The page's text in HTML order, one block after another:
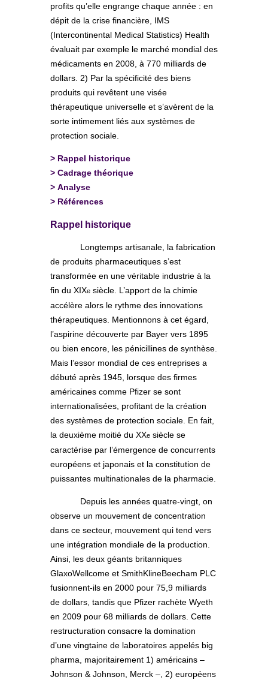
profits qu’elle engrange chaque année : en
dépit de la crise financière, IMS
(Intercontinental Medical Statistics) Health
évaluait par exemple le marché mondial des
médicaments en 2008, à 770 milliards de
dollars. 2) Par la spécificité des biens
produits qui revêtent une visée
thérapeutique universelle et s’avèrent de la
sorte intimement liés aux systèmes de
protection sociale.
> Rappel historique
> Cadrage théorique
> Analyse
> Références
Rappel historique
Longtemps artisanale, la fabrication
de produits pharmaceutiques s’est
transformée en une véritable industrie à la
fin du XIXe siècle. L’apport de la chimie
accélère alors le rythme des innovations
thérapeutiques. Mentionnons à cet égard,
l’aspirine découverte par Bayer vers 1895
ou bien encore, les pénicillines de synthèse.
Mais l’essor mondial de ces entreprises a
débuté après 1945, lorsque des firmes
américaines comme Pfizer se sont
internationalisées, profitant de la création
des systèmes de protection sociale. En fait,
la deuxième moitié du XXe siècle se
caractérise par l’émergence de concurrents
européens et japonais et la constitution de
puissantes multinationales de la pharmacie.
Depuis les années quatre-vingt, on
observe un mouvement de concentration
dans ce secteur, mouvement qui tend vers
une intégration mondiale de la production.
Ainsi, les deux géants britanniques
GlaxoWellcome et SmithKlineBeecham PLC
fusionnent-ils en 2000 pour 75,9 milliards
de dollars, tandis que Pfizer rachète Wyeth
en 2009 pour 68 milliards de dollars. Cette
restructuration consacre la domination
d’une vingtaine de laboratoires appelés big
pharma, majoritairement 1) américains –
Johnson & Johnson, Merck –, 2) européens